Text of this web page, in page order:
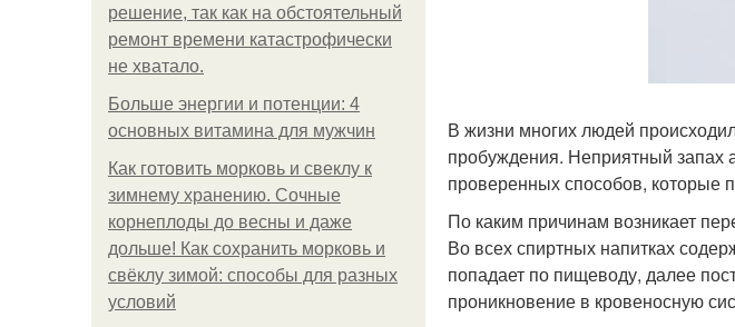
решение, так как на обстоятельный
ремонт времени катастрофически
не хватало.
Больше энергии и потенции: 4
основных витамина для мужчин
Как готовить морковь и свеклу к
зимнему хранению. Сочные
корнеплоды до весны и даже
дольше! Как сохранить морковь и
свёклу зимой: способы для разных
условий
В жизни многих людей
пробуждения. Неприятный запах
проверенных способов, которые
По каким причинам возникает
Во всех спиртных напитках
попадает по пищеводу, далее
проникновение в кровеносную